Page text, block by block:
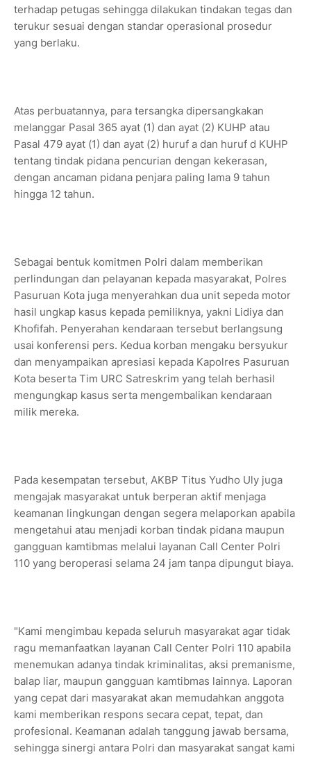
terhadap petugas sehingga dilakukan tindakan tegas dan
terukur sesuai dengan standar operasional prosedur
yang berlaku.
Atas perbuatannya, para tersangka dipersangkakan
melanggar Pasal 365 ayat (1) dan ayat (2) KUHP atau
Pasal 479 ayat (1) dan ayat (2) huruf a dan huruf d KUHP
tentang tindak pidana pencurian dengan kekerasan,
dengan ancaman pidana penjara paling lama 9 tahun
hingga 12 tahun.
Sebagai bentuk komitmen Polri dalam memberikan
perlindungan dan pelayanan kepada masyarakat, Polres
Pasuruan Kota juga menyerahkan dua unit sepeda motor
hasil ungkap kasus kepada pemiliknya, yakni Lidiya dan
Khofifah. Penyerahan kendaraan tersebut berlangsung
usai konferensi pers. Kedua korban mengaku bersyukur
dan menyampaikan apresiasi kepada Kapolres Pasuruan
Kota beserta Tim URC Satreskrim yang telah berhasil
mengungkap kasus serta mengembalikan kendaraan
milik mereka.
Pada kesempatan tersebut, AKBP Titus Yudho Uly juga
mengajak masyarakat untuk berperan aktif menjaga
keamanan lingkungan dengan segera melaporkan apabila
mengetahui atau menjadi korban tindak pidana maupun
gangguan kamtibmas melalui layanan Call Center Polri
110 yang beroperasi selama 24 jam tanpa dipungut biaya.
"Kami mengimbau kepada seluruh masyarakat agar tidak
ragu memanfaatkan layanan Call Center Polri 110 apabila
menemukan adanya tindak kriminalitas, aksi premanisme,
balap liar, maupun gangguan kamtibmas lainnya. Laporan
yang cepat dari masyarakat akan memudahkan anggota
kami memberikan respons secara cepat, tepat, dan
profesional. Keamanan adalah tanggung jawab bersama,
sehingga sinergi antara Polri dan masyarakat sangat kami